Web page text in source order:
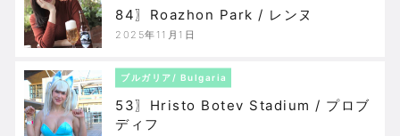
84〗Roazhon Park / レンヌ
2025年11月1日
ブルガリア/ Bulgaria
53〗Hristo Botev Stadium / プロブ
ディフ